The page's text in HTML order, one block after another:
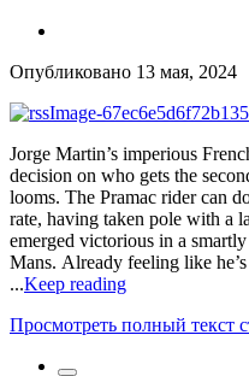
Опубликовано 13 мая, 2024
Jorge Martin’s imperious
decision on who gets the
looms. The Pramac rider can
rate, having taken pole with a
emerged victorious in a
Mans. Already feeling like
...Keep reading
Просмотреть полный текст